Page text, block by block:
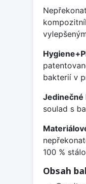
bakterií v
Jedinečné
soulad s
100 %
Obsah